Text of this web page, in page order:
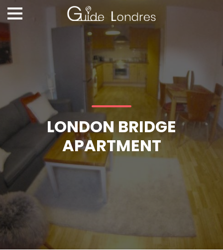
LONDON BRIDGE
APARTMENT